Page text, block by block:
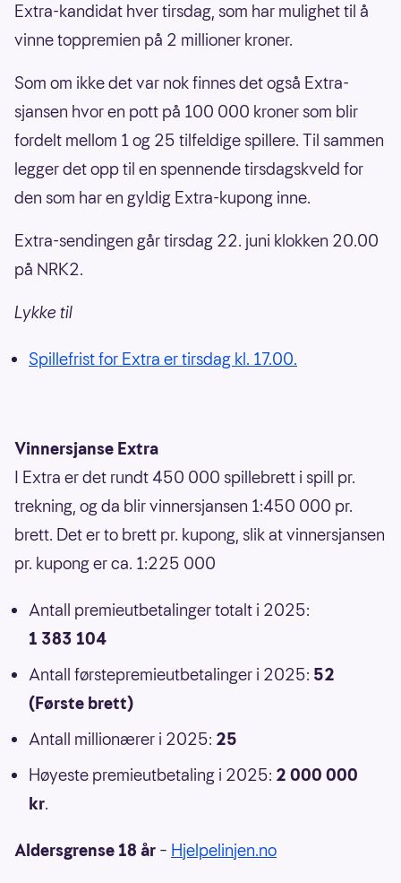
Extra-kandidat hver tirsdag, som har mulighet til å
vinne toppremien på 2 millioner kroner.
Som om ikke det var nok finnes det også Extra-
sjansen hvor en pott på 100 000 kroner som blir
fordelt mellom 1 og 25 tilfeldige spillere. Til sammen
legger det opp til en spennende tirsdagskveld for
den som har en gyldig Extra-kupong inne.
Extra-sendingen går tirsdag 22. juni klokken 20.00
på NRK2.
Lykke til
Spillefrist for Extra er tirsdag kl. 17.00.
Vinnersjanse Extra
I Extra er det rundt 450 000 spillebrett i spill pr.
trekning, og da blir vinnersjansen 1:450 000 pr.
brett. Det er to brett pr. kupong, slik at vinnersjansen
pr. kupong er ca. 1:225 000
Antall premieutbetalinger totalt i 2025:
1 383 104
Antall førstepremieutbetalinger i 2025: 52
(Første brett)
Antall millionærer i 2025: 25
Høyeste premieutbetaling i 2025: 2 000 000
kr.
Aldersgrense 18 år – Hjelpelinjen.no